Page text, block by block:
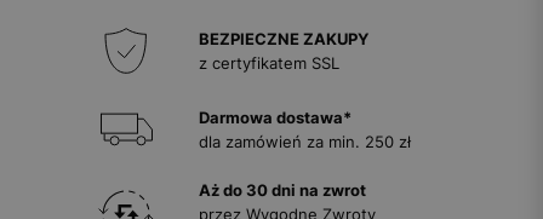
BEZPIECZNE ZAKUPY
z certyfikatem SSL
Darmowa dostawa*
dla zamówień za min. 250 zł
Aż do 30 dni na zwrot
przez Wygodne Zwroty